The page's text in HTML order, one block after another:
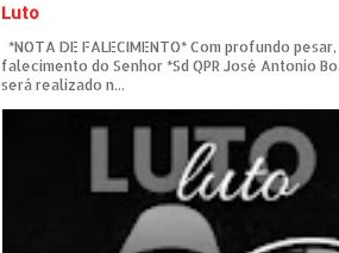
Luto
*NOTA DE FALECIMENTO* Com profundo
falecimento do Senhor *Sd QPR José Antonio
será realizado n...